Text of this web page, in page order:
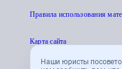
Наши юристы
Правила использования
Карта сайта